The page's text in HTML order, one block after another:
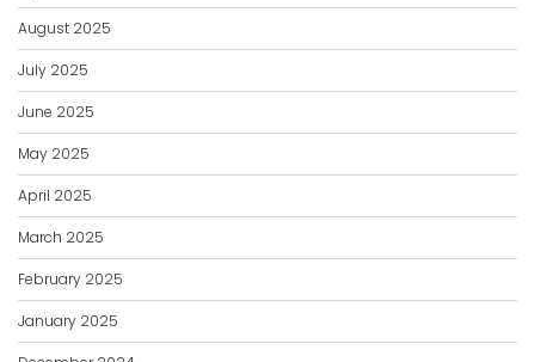
August 2025
July 2025
June 2025
May 2025
April 2025
March 2025
February 2025
January 2025